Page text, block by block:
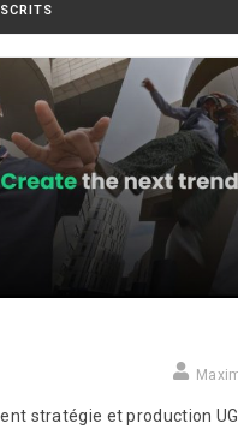
stratégie et production